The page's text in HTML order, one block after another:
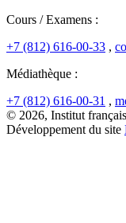
Cours / Examens :
+7 (812) 616-00-33 ,
Médiathèque :
+7 (812) 616-00-31 ,
© 2026, Institut français
Développement du site